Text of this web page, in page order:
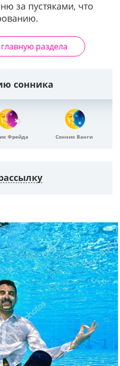
за пустяками, что
раздела
сонника
Фрейда Сонник Ванги